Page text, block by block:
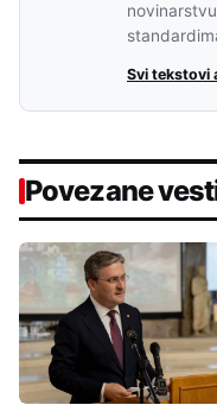
Svi tekstovi
Povezane